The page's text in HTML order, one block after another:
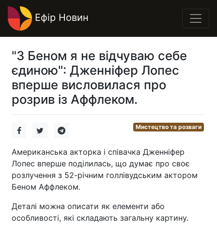
Ефір Новин
"З Беном я не відчуваю себе
єдиною": Дженніфер Лопес
вперше висловилася про
розрив із Аффлеком.
Мистецтво та розваги
Американська акторка і співачка Дженніфер
Лопес вперше поділилась, що думає про своє
розлучення з 52-річним голлівудським актором
Беном Аффлеком.
Деталі можна описати як елементи або
особливості, які складають загальну картину.